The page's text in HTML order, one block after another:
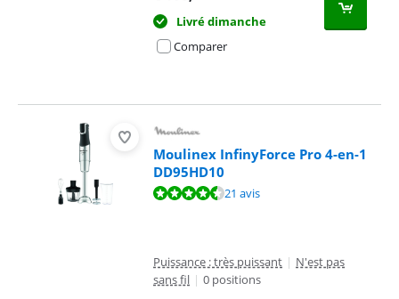
Livré dimanche
Comparer
Moulinex InfinyForce Pro 4-en-1
DD95HD10
La note est de 8,8 sur 10, basée sur 21 avis.21 avis
Puissance : très puissant | N'est pas
sans fil | 0 positions